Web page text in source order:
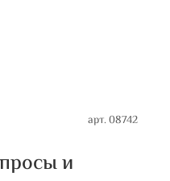
арт.08742
и